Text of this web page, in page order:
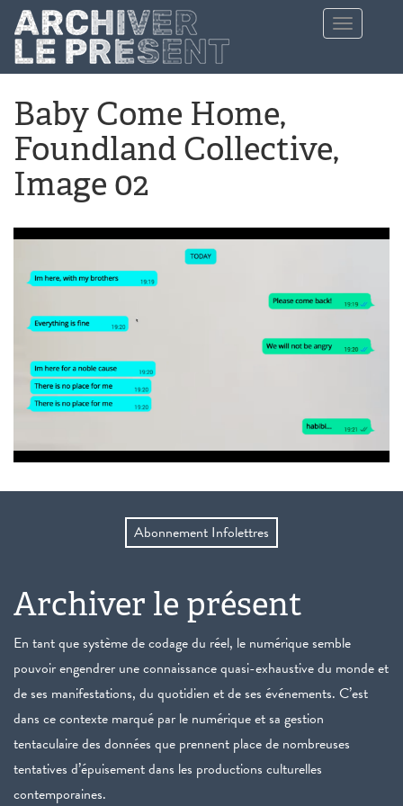
Aller au contenu principal
Toggle
navigation
Baby Come Home,
Foundland Collective,
Image 02
Abonnement Infolettres
Archiver le présent
En tant que système de codage du réel, le numérique semble
pouvoir engendrer une connaissance quasi-exhaustive du monde et
de ses manifestations, du quotidien et de ses événements. C’est
dans ce contexte marqué par le numérique et sa gestion
tentaculaire des données que prennent place de nombreuses
tentatives d’épuisement dans les productions culturelles
contemporaines.